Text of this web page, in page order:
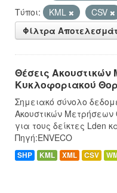
Τύποι:
KML
CSV
Φίλτρα
Θέσεις Ακουστικών
Κυκλοφοριακού
Σημειακό σύνολο
Ακουστικών Μετρήσεων
για τους δείκτες Lden
Πηγή:ENVECO
SHP KML XML CSV